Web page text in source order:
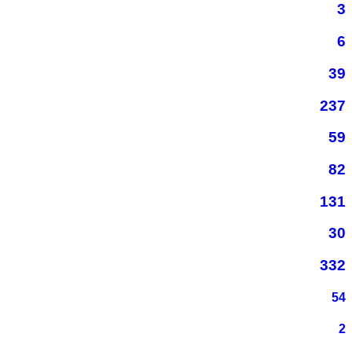
3
6
39
237
59
82
131
30
332
54
2